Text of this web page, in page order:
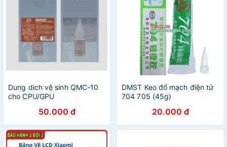
Dung dich vệ sinh QMC-10
cho CPU/GPU
50.000 đ
DMST Keo đổ mạch điện tử
704 705 (45g)
20.000 đ